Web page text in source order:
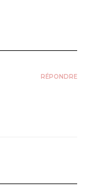
RÉPONDRE